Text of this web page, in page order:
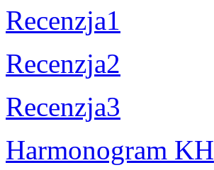
Recenzja1
Recenzja2
Recenzja3
Harmonogram KH